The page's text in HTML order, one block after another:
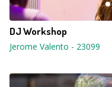
DJ Workshop
Jerome Valento - 23099